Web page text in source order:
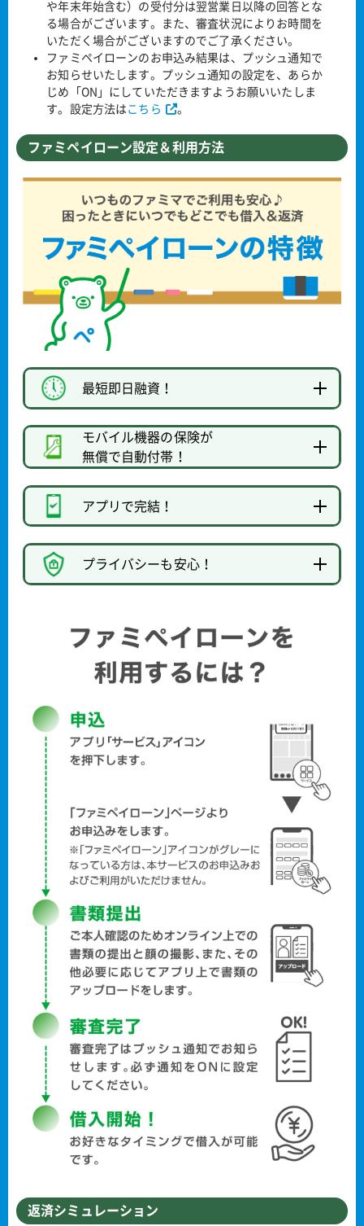
や年末年始含む）の受付分は翌営業日以降の回答とな
る場合がございます。また、審査状況によりお時間を
いただく場合がございますのでご了承ください。
ファミペイローンのお申込み結果は、プッシュ通知で
お知らせいたします。プッシュ通知の設定を、あらか
じめ「ON」にしていただきますようお願いいたしま
す。設定方法は こちら 。
ファミペイローン設定＆利用方法
最短即日融資！
モバイル機器の保険が
無償で自動付帯！
アプリで完結！
プライバシーも安心！
返済シミュレーション